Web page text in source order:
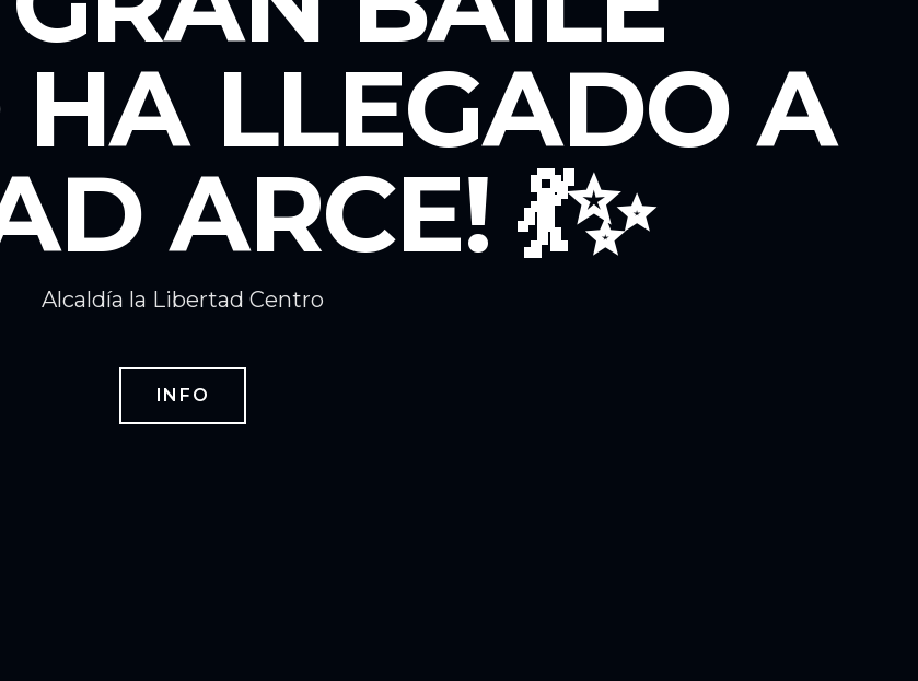
LLEGADO A
ARCE! 💃✨
Alcaldía la Libertad Centro
INFO